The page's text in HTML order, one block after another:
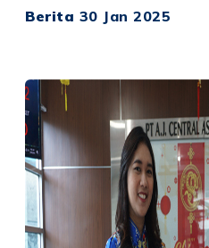
Berita 30 Jan 2025